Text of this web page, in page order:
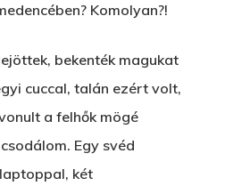
Komolyan?!
bekenték magukat
cuccal, talán ezért volt,
a felhők mögé
Egy svéd
két